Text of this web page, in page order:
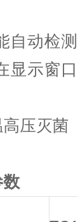
自动检
显示窗
高压灭
数